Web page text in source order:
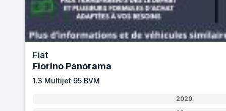
Fiat
Fiorino Panorama
1.3 Multijet 95 BVM
2020